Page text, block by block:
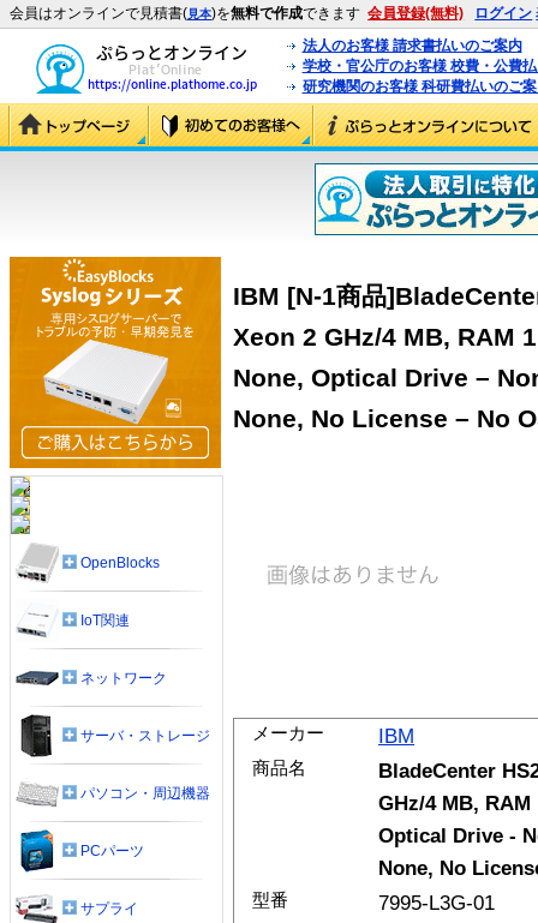
会員はオンラインで見積書(見本)を無料で作成できます 会員登録(無料) ログイン
法人のお客様 請求書払いのご案内
学校・官公庁のお客様 校費・公費
研究機関のお客様 科研費払いのご
IBM [N-1商品
Xeon 2 GHz/4 MB, RAM
None, Optical Drive –
None, No License – No
メーカー IBM
商品名
BladeCenter
GHz/4 MB,
Optical Drive -
None, No
型番 7995-L3G-01
OpenBlocks
IoT関連
ネットワーク
サーバ・ストレージ
パソコン・周辺機器
PCパーツ
サプライ